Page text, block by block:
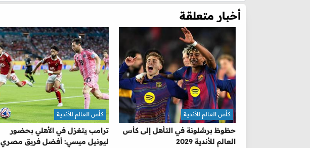
أخبار متعلقة
حظوظ برشلونة في التأهل إلى كأس
العالم للأندية 2029
كأس العالم للأندية
ترامب يتغزل في الأهلي بحضور
ليونيل ميسي: أفضل فريق مصري
كأس العالم للأندية